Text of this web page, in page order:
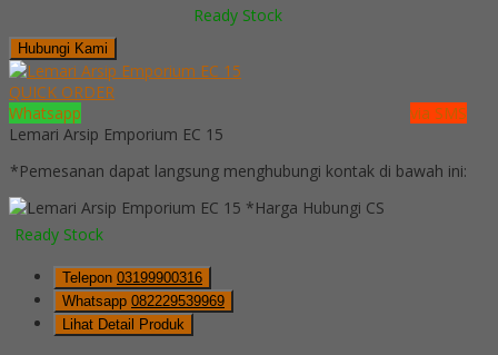
Ready Stock
Hubungi Kami
QUICK ORDER
Whatsapp
via SMS
Lemari Arsip Emporium EC 15
*Pemesanan dapat langsung menghubungi kontak di bawah ini:
*Harga Hubungi CS
Ready Stock
Telepon 03199900316
Whatsapp 082229539969
Lihat Detail Produk